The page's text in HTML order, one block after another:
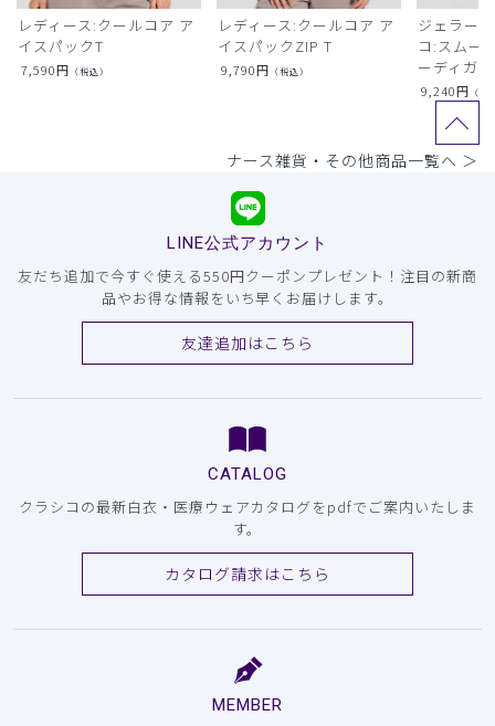
レディース:クールコア ア
イスパックT
7,590円 （税込）
レディース:クールコア ア
イスパックZIP T
9,790円 （税込）
ジェラー
コ:スムー
ーディガン
9,240円 （税
ナース雑貨・その他商品一覧へ ＞
LINE公式アカウント
友だち追加で今すぐ使える550円クーポンプレゼント！注目の新商
品やお得な情報をいち早くお届けします。
友達追加はこちら
CATALOG
クラシコの最新白衣・医療ウェアカタログをpdfでご案内いたしま
す。
カタログ請求はこちら
MEMBER